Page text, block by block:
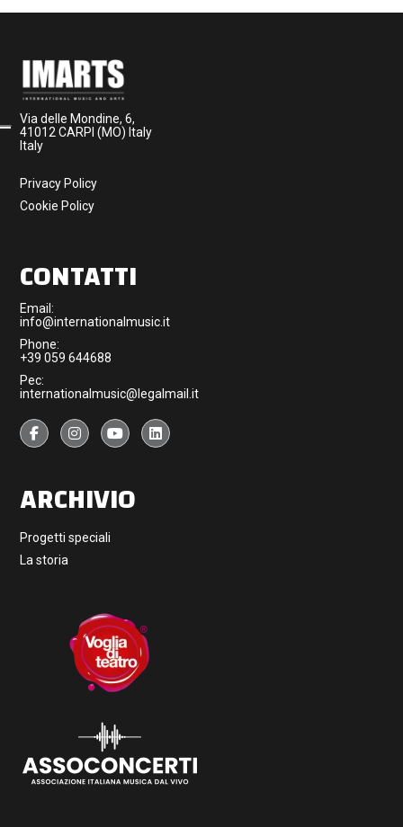
Via delle Mondine, 6,
41012 CARPI (MO) Italy
Italy
Privacy Policy
Cookie Policy
CONTATTI
Email:
info@internationalmusic.it
Phone:
+39 059 644688
Pec:
internationalmusic@legalmail.it
ARCHIVIO
Progetti speciali
La storia